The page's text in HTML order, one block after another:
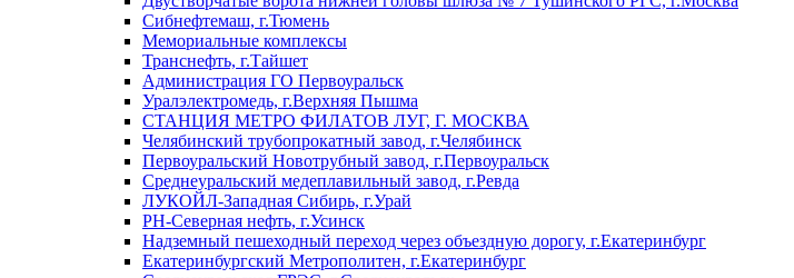
Сибнефтемаш, г.Тюмень
Мемориальные комплексы
Транснефть, г.Тайшет
Администрация ГО Первоуральск
Уралэлектромедь, г.Верхняя Пышма
СТАНЦИЯ МЕТРО ФИЛАТОВ ЛУГ, Г. МОСКВА
Челябинский трубопрокатный завод, г.Челябинск
Первоуральский Новотрубный завод, г.Первоуральск
Среднеуральский медеплавильный завод, г.Ревда
ЛУКОЙЛ-Западная Сибирь, г.Урай
РН-Северная нефть, г.Усинск
Надземный пешеходный переход через объездную дорогу, г.Екатеринбург
Екатеринбургский Метрополитен, г.Екатеринбург